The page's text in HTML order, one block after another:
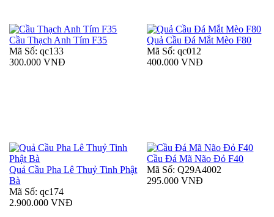
Cầu Thạch Anh Tím F35
Mã Số: qc133
300.000 VNĐ
Quả Cầu Đá Mắt Mèo F80
Mã Số: qc012
400.000 VNĐ
Quả Cầu Pha Lê Thuỷ Tinh Phật
Bà
Mã Số: qc174
2.900.000 VNĐ
Cầu Đá Mã Não Đỏ F40
Mã Số: Q29A4002
295.000 VNĐ